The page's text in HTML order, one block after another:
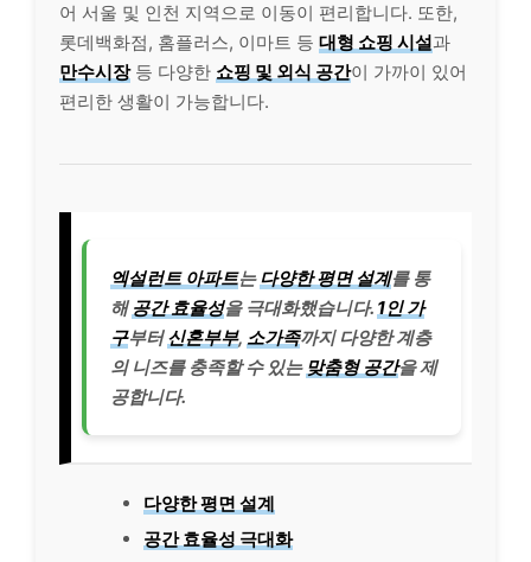
어 서울 및 인천 지역으로 이동이 편리합니다. 또한,
롯데백화점, 홈플러스, 이마트 등 대형 쇼핑 시설과
만수시장등 다양한 쇼핑 및 외식 공간이 가까이 있어
편리한 생활이 가능합니다.
엑설런트 아파트는다양한 평면 설계를 통
해 공간 효율성을 극대화했습니다. 1인 가
구부터신혼부부, 소가족까지 다양한 계층
의 니즈를 충족할 수 있는 맞춤형 공간을 제
공합니다.
다양한 평면 설계
공간 효율성 극대화